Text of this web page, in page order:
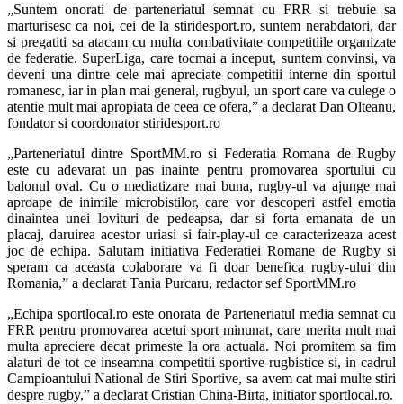
„Suntem onorati de parteneriatul semnat cu FRR si trebuie sa
marturisesc ca noi, cei de la stiridesport.ro, suntem nerabdatori, dar
si pregatiti sa atacam cu multa combativitate competitiile organizate
de federatie. SuperLiga, care tocmai a inceput, suntem convinsi, va
deveni una dintre cele mai apreciate competitii interne din sportul
romanesc, iar in plan mai general, rugbyul, un sport care va culege o
atentie mult mai apropiata de ceea ce ofera,” a declarat Dan Olteanu,
fondator si coordonator stiridesport.ro
„Parteneriatul dintre SportMM.ro si Federatia Romana de Rugby
este cu adevarat un pas inainte pentru promovarea sportului cu
balonul oval. Cu o mediatizare mai buna, rugby-ul va ajunge mai
aproape de inimile microbistilor, care vor descoperi astfel emotia
dinaintea unei lovituri de pedeapsa, dar si forta emanata de un
placaj, daruirea acestor uriasi si fair-play-ul ce caracterizeaza acest
joc de echipa. Salutam initiativa Federatiei Romane de Rugby si
speram ca aceasta colaborare va fi doar benefica rugby-ului din
Romania,” a declarat Tania Purcaru, redactor sef SportMM.ro
„Echipa sportlocal.ro este onorata de Parteneriatul media semnat cu
FRR pentru promovarea acetui sport minunat, care merita mult mai
multa apreciere decat primeste la ora actuala. Noi promitem sa fim
alaturi de tot ce inseamna competitii sportive rugbistice si, in cadrul
Campioantului National de Stiri Sportive, sa avem cat mai multe stiri
despre rugby,” a declarat Cristian China-Birta, initiator sportlocal.ro.